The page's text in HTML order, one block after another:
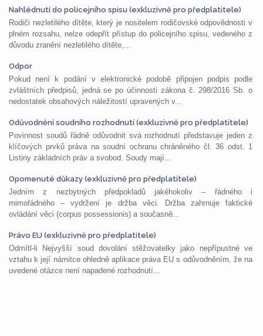
Nahlédnutí do policejního spisu (exkluzivně pro předplatitele)
Rodiči nezletilého dítěte, který je nositelem rodičovské odpovědnosti v
plném rozsahu, nelze odepřít přístup do policejního spisu, vedeného z
důvodu zranění nezletilého dítěte,...
Odpor
Pokud není k podání v elektronické podobě připojen podpis podle
zvláštních předpisů, jedná se po účinnosti zákona č. 298/2016 Sb. o
nedostatek obsahových náležitostí upravených v...
Odůvodnění soudního rozhodnutí (exkluzivně pro předplatitele)
Povinnost soudů řádně odůvodnit svá rozhodnutí představuje jeden z
klíčových prvků práva na soudní ochranu chráněného čl. 36 odst. 1
Listiny základních práv a svobod. Soudy mají...
Opomenuté důkazy (exkluzivně pro předplatitele)
Jedním z nezbytných předpokladů jakéhokoliv – řádného i
mimořádného – vydržení je držba věci. Držba zahrnuje faktické
ovládání věci (corpus possessionis) a současně...
Právo EU (exkluzivně pro předplatitele)
Odmítl-li Nejvyšší soud dovolání stěžovatelky jako nepřípustné ve
vztahu k její námitce ohledně aplikace práva EU s odůvodněním, že na
uvedené otázce není napadené rozhodnutí...